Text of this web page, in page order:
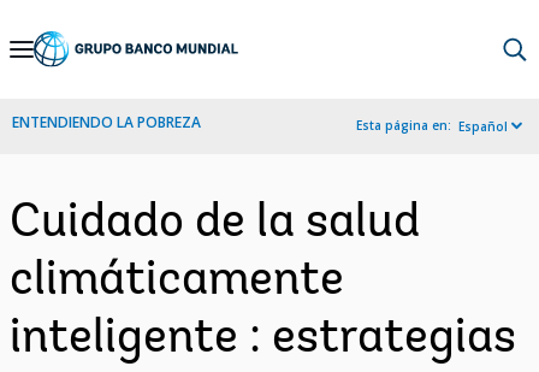
Skip
Navigation
ENTENDIENDO LA POBREZA Esta página en: Español
Cuidado de la salud
climáticamente
inteligente : estrategias